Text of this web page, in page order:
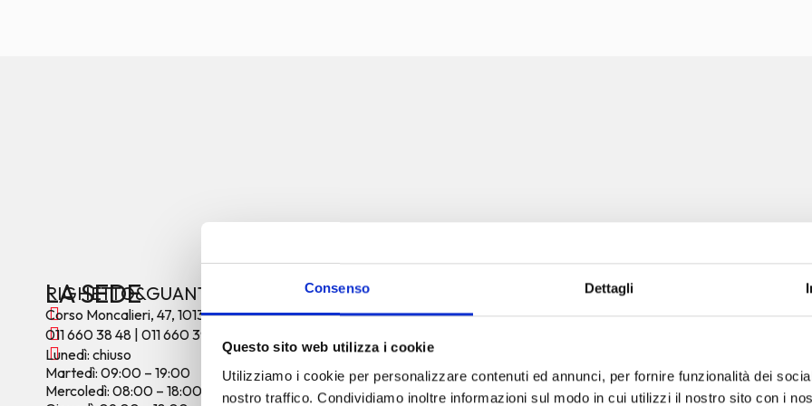
Consenso Dettagli
Questo sito web utilizza i cookie
Utilizziamo i cookie per personalizzare contenuti ed annunci, per fornire funzionalità dei
nostro traffico. Condividiamo inoltre informazioni sul modo in cui utilizzi il nostro sito con i
RIGHETTO&GUANTI
LA SEDE
Corso Moncalieri, 47, 10133 Torino (TO)
011 660 38 48 | 011 660 39 94
Lunedì: chiuso
Martedì: 09:00 – 19:00
Mercoledì: 08:00 – 18:00
RIGHETTO&GUANTI
Corso Moncalieri, 220/C, 10133 Torino (TO)
Martedì: 09:00 – 18:00
Mercoledì: 08:00 – 17:00
UNISCITI ALLA NOSTRA
COMMUNITY!